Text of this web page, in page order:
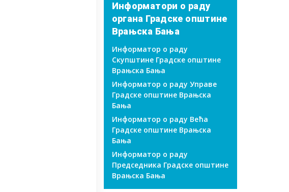
Информатори о раду
органа Градске општине
Врањска Бања
Информатор о раду
Скупштине Градске општине
Врањска Бања
Информатор о раду Управе
Градске општине Врањска
Бања
Информатор о раду Већа
Градске општине Врањска
Бања
Информатор о раду
Председника Градске општине
Врањска Бања